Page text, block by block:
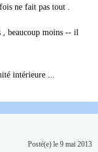
ne fait pas tout .
beaucoup moins -- il
intérieure ...
Posté(e) le 9 mai 2013